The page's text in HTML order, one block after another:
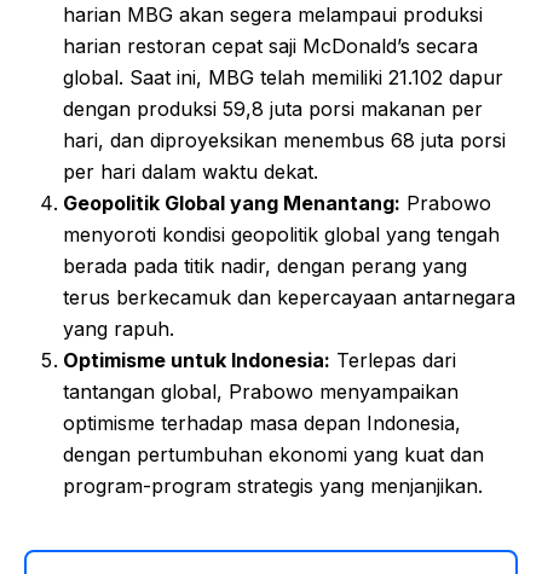
harian MBG akan segera melampaui produksi
harian restoran cepat saji McDonald’s secara
global. Saat ini, MBG telah memiliki 21.102 dapur
dengan produksi 59,8 juta porsi makanan per
hari, dan diproyeksikan menembus 68 juta porsi
per hari dalam waktu dekat.
Geopolitik Global yang Menantang: Prabowo
menyoroti kondisi geopolitik global yang tengah
berada pada titik nadir, dengan perang yang
terus berkecamuk dan kepercayaan antarnegara
yang rapuh.
Optimisme untuk Indonesia: Terlepas dari
tantangan global, Prabowo menyampaikan
optimisme terhadap masa depan Indonesia,
dengan pertumbuhan ekonomi yang kuat dan
program-program strategis yang menjanjikan.